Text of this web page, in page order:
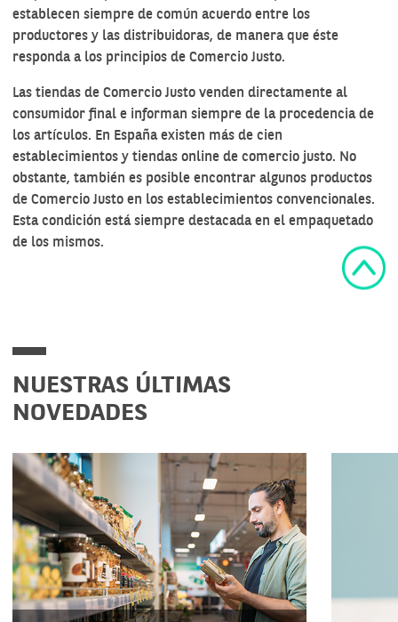
establecen siempre de común acuerdo entre los
productores y las distribuidoras, de manera que éste
responda a los principios de Comercio Justo.
Las tiendas de Comercio Justo venden directamente al
consumidor final e informan siempre de la procedencia de
los artículos. En España existen más de cien
establecimientos y tiendas online de comercio justo. No
obstante, también es posible encontrar algunos productos
de Comercio Justo en los establecimientos convencionales.
Esta condición está siempre destacada en el empaquetado
de los mismos.
NUESTRAS ÚLTIMAS
NOVEDADES